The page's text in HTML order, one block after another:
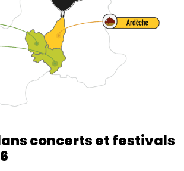
concerts et festivals